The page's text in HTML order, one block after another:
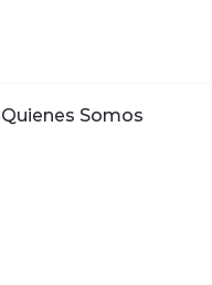
Quienes Somos